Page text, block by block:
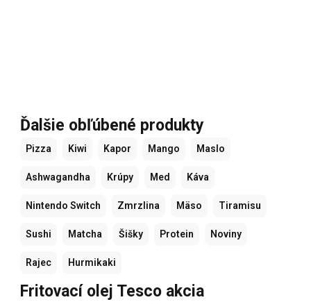
Ďalšie obľúbené produkty
Pizza Kiwi Kapor Mango Maslo
Ashwagandha Krúpy Med Káva
Nintendo Switch Zmrzlina Mäso Tiramisu
Sushi Matcha Šišky Protein Noviny
Rajec Hurmikaki
Fritovací olej Tesco akcia